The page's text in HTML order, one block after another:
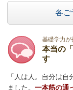
各ご
基礎学力が
本当の
す
「人は人。自分は
ました。 一本筋の通